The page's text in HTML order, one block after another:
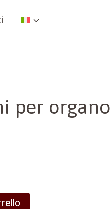
per organo